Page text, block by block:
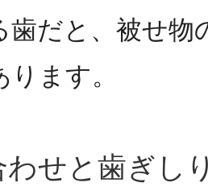
歯だと、被せ物
ます。
せと歯ぎし